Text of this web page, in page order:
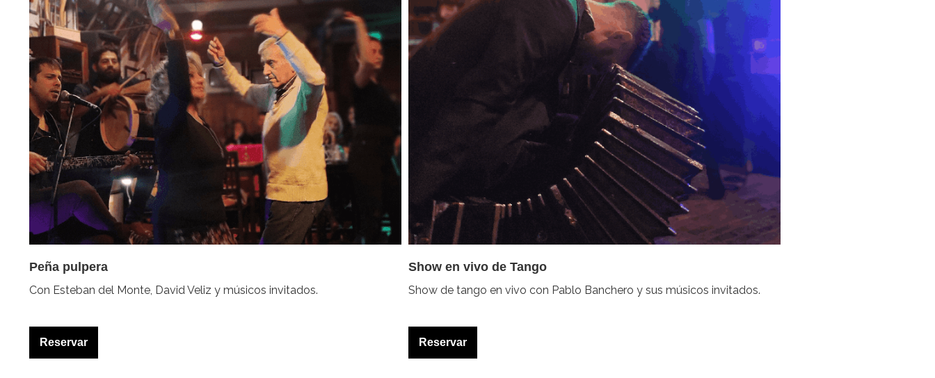
Peña pulpera
Con Esteban del Monte, David Veliz y músicos invitados.
Reservar
Show en vivo de Tango
Show de tango en vivo con Pablo Banchero y sus músicos invitados.
Reservar